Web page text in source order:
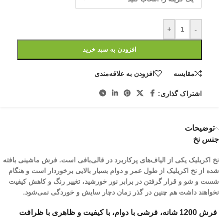
-
+
افزودن به سبد خرید
مقایسه افزودن به علاقه‌مندی
اشتراک گذاری:
توضیحات
جنس نخ
نخ اکریلیک یکی از الیاف­‌های پرکاربرد در قالی‌بافی است. فرش ماشینی بافته
شده از نخ اکریلیک از طول عمر و دوام بسیار بالایی برخوردار است و هنگام
شست و شو و قرار گرفتن در برابر نور خورشید، تغییر رنگ و کاهش کیفیت
نخواهند داشت هم چنین در گذر زمان دچار سایش و خوردگی نمی‌شود.
فرش 1200 شانه، فرشی با دوام، با کیفیت و ظاهری با ظرافت